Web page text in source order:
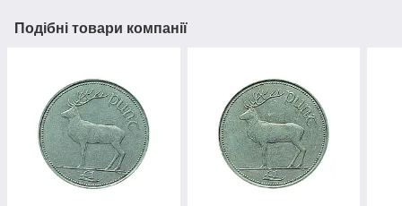
Подібні товари компанії